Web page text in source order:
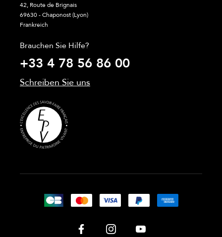
42, Route de Brignais
69630 - Chaponost (Lyon)
Frankreich
Brauchen Sie Hilfe?
+33 4 78 56 86 00
Schreiben Sie uns